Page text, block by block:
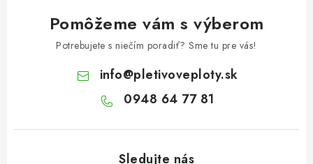
Pomôžeme vám s výberom
Potrebujete s niečím poradiť? Sme tu pre vás!
info@pletivoveploty.sk
0948 64 77 81